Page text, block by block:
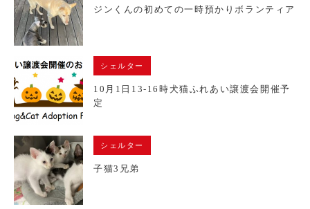
ジンくんの初めての一時預かりボランティア
シェルター
10月1日13-16時犬猫ふれあい譲渡会開催予
定
シェルター
子猫3兄弟